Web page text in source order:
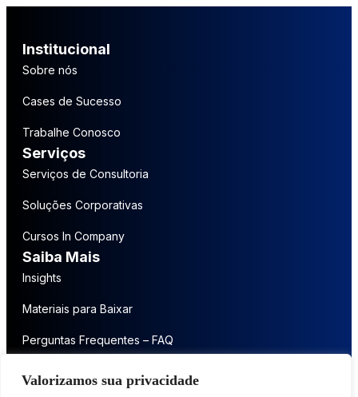
Valorizamos sua privacidade
Institucional
Sobre nós
Cases de Sucesso
Trabalhe Conosco
Serviços
Serviços de Consultoria
Soluções Corporativas
Cursos In Company
Saiba Mais
Insights
Materiais para Baixar
Perguntas Frequentes – FAQ